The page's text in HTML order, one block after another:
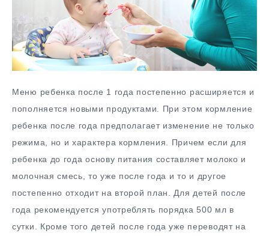
Меню ребенка после 1 года постепенно расширяется и
пополняется новыми продуктами. При этом кормление
ребенка после года предполагает изменение не только
режима, но и характера кормления. Причем если для
ребенка до года основу питания составляет молоко и
молочная смесь, то уже после года и то и другое
постепенно отходит на второй план. Для детей после
года рекомендуется употреблять порядка 500 мл в
сутки. Кроме того детей после года уже переводят на